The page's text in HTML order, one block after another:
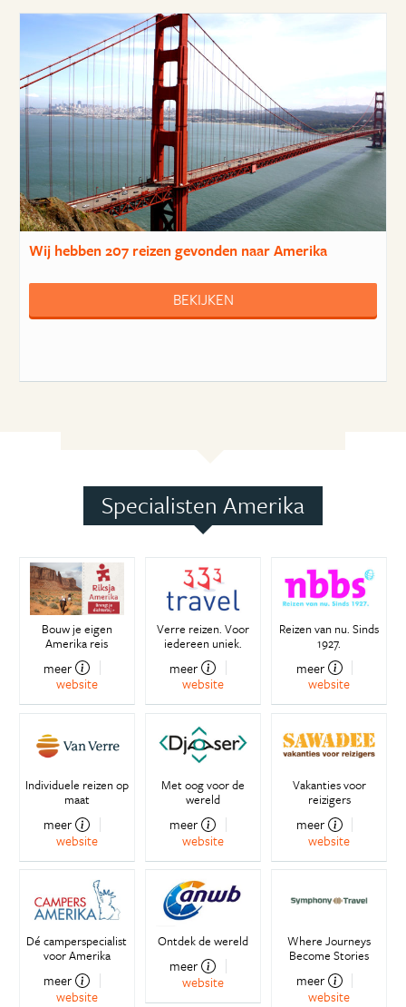
Wij hebben207 reizengevonden naar Amerika
BEKIJKEN
Specialisten Amerika
Bouw je eigen
Amerika reis
meer
website
Verre reizen. Voor
iedereen uniek.
meer
website
Reizen van nu. Sinds
1927.
meer
website
Individuele reizen op
maat
meer
website
Met oog voor de
wereld
meer
website
Vakanties voor
reizigers
meer
website
Dé camperspecialist
voor Amerika
meer
website
Ontdek de wereld
meer
website
Where Journeys
Become Stories
meer
website